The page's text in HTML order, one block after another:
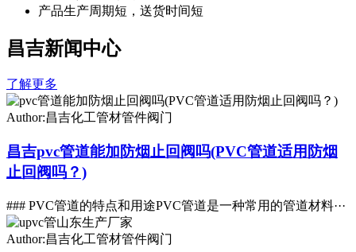
产品生产周期短，送货时间短
昌吉新闻中心
了解更多
Author:昌吉化工管材管件阀门
昌吉pvc管道能加防烟止回阀吗(PVC管道适用防烟
止回阀吗？)
### PVC管道的特点和用途PVC管道是一种常用的管道材料···
Author:昌吉化工管材管件阀门